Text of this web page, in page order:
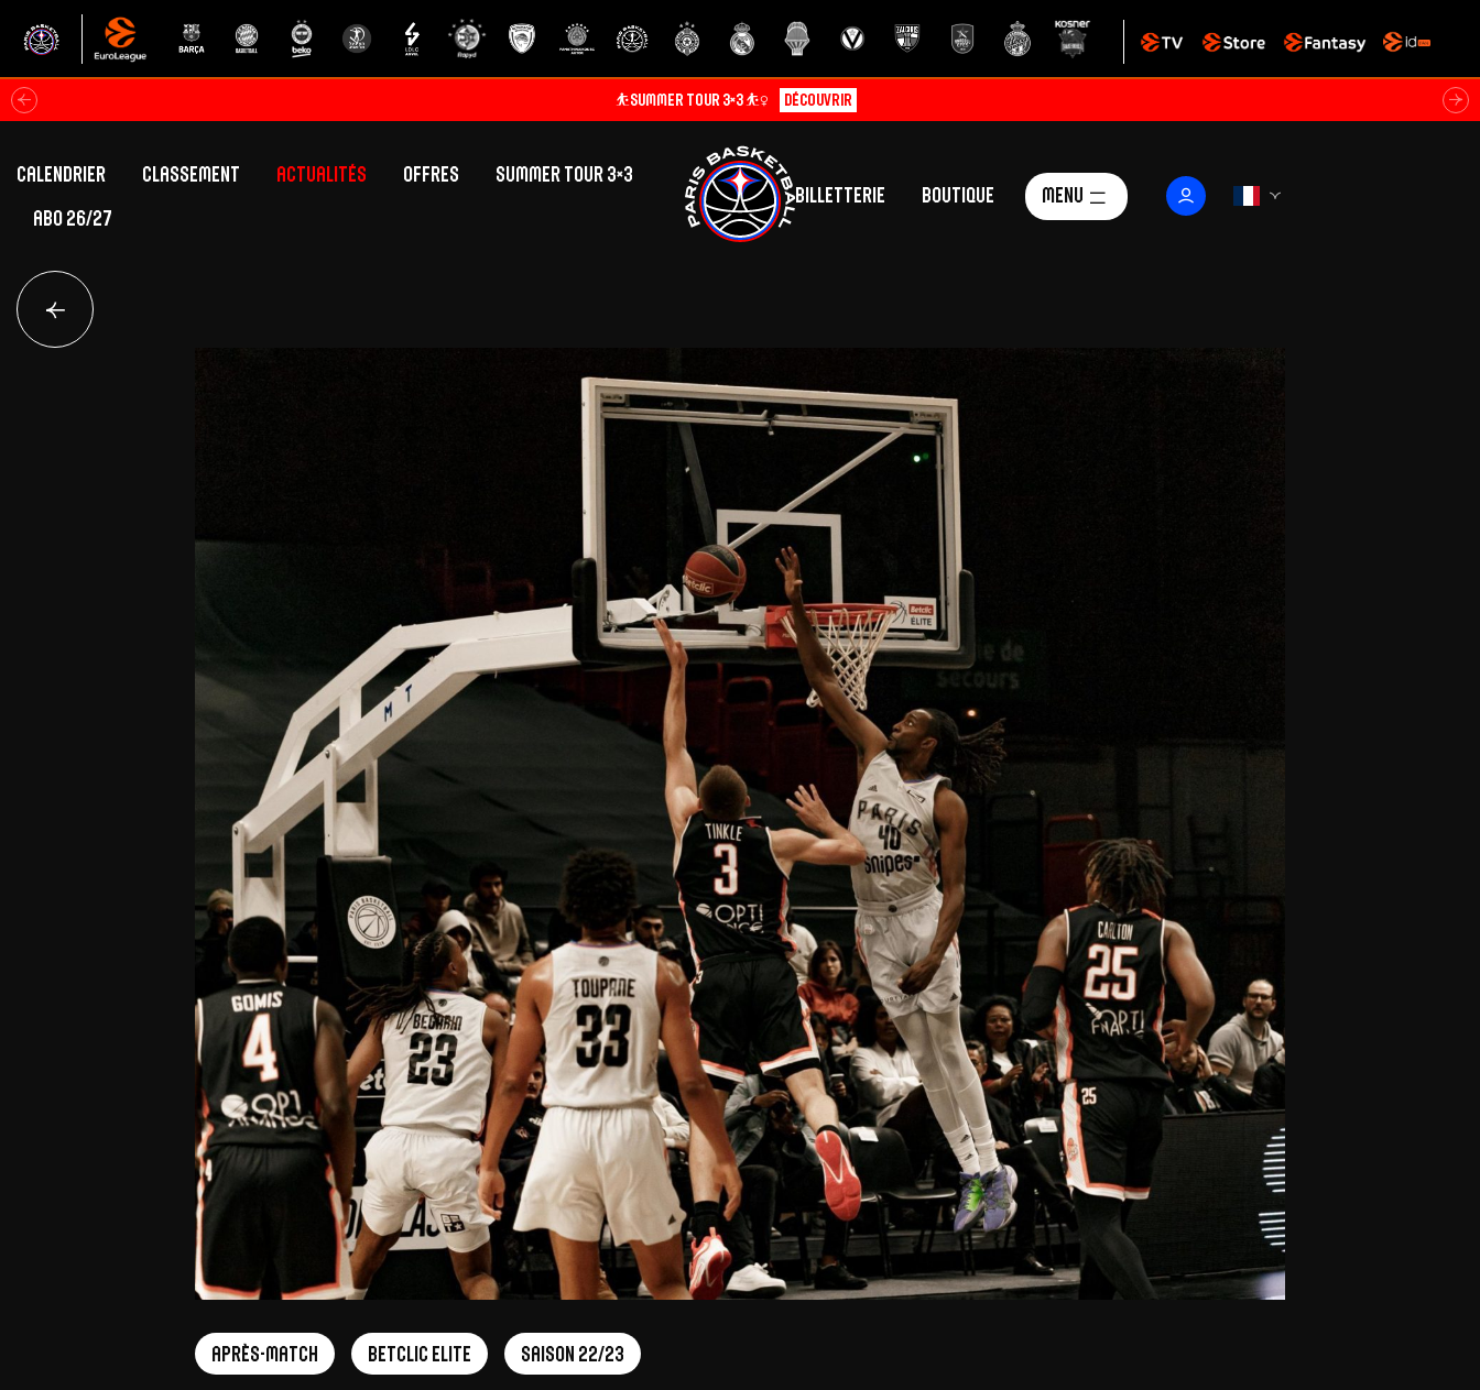
⛹️SUMMER TOUR 3×3 ⛹️‍♀️ Découvrir
Calendrier
Classement
Classement Betclic Elite
Actualités
Offres
SUMMER TOUR 3×3
ABO 26/27
Billetterie Boutique Menu
Équipe Première
La vie au centre
Effectif
Camps
Offres Grand Public Offres Hospitalités
Courtside Club
Central House
Suites
FAQ
Adidas Arena
Accès et informations
Arena Tour
Événements et séminaires
Entertainment
FAQ
Partenaires
Devenir partenaire
Business Club
Après-match Betclic Elite Saison 22/23